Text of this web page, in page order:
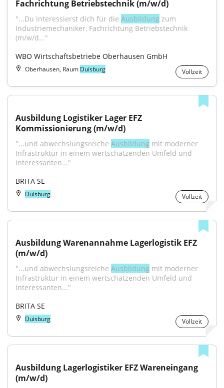
Fachrichtung Betriebstechnik (m/w/d)
"...Du interessierst dich für die Ausbildung zum
Industriemechaniker, Fachrichtung Betriebstechnik
(m/w/d..."
WBO Wirtschaftsbetriebe Oberhausen GmbH
Oberhausen, Raum Duisburg Vollzeit
Ausbildung Logistiker Lager EFZ
Kommissionierung (m/w/d)
"...und abwechslungsreiche Ausbildung mit moderner
Infrastruktur in einem wertschätzenden Umfeld und
interessanten..."
BRITA SE
Duisburg Vollzeit
Ausbildung Warenannahme Lagerlogistik EFZ
(m/w/d)
"...und abwechslungsreiche Ausbildung mit moderner
Infrastruktur in einem wertschätzenden Umfeld und
interessanten..."
BRITA SE
Duisburg Vollzeit
Ausbildung Lagerlogistiker EFZ Wareneingang
(m/w/d)